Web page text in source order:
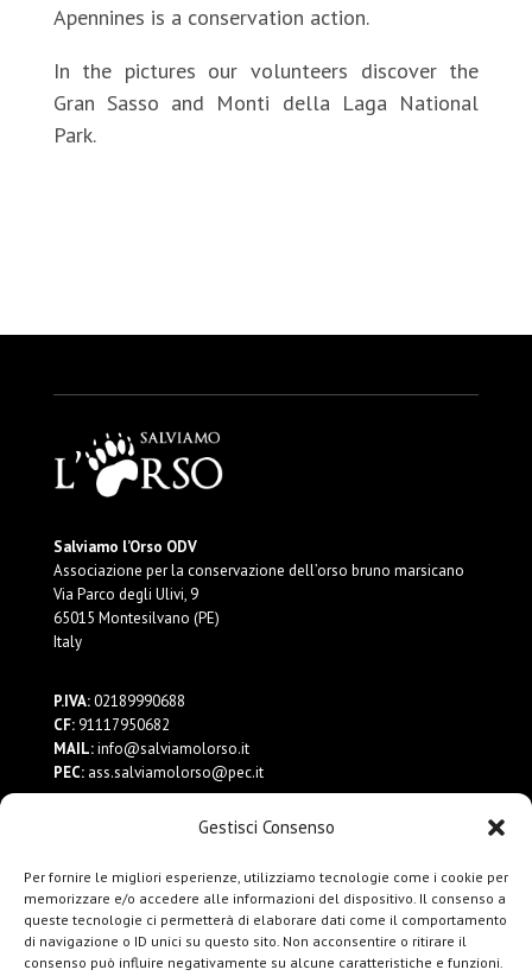
Gestisci Consenso
Per fornire le migliori esperienze, utilizziamo tecnologie come i cookie per
memorizzare e/o accedere alle informazioni del dispositivo. Il consenso a
queste tecnologie ci permetterà di elaborare dati come il comportamento
di navigazione o ID unici su questo sito. Non acconsentire o ritirare il
consenso può influire negativamente su alcune caratteristiche e funzioni.
Apennines is a conservation action.
In the pictures our volunteers discover the
Gran Sasso and Monti della Laga National
Park.
Salviamo l’Orso ODV
Associazione per la conservazione dell’orso bruno marsicano
Via Parco degli Ulivi, 9
65015 Montesilvano (PE)
Italy
P.IVA:02189990688
CF:91117950682
MAIL:info@salviamolorso.it
PEC:ass.salviamolorso@pec.it
Privacy Policy